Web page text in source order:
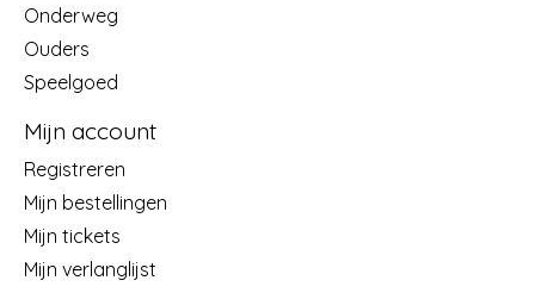
Onderweg
Ouders
Speelgoed
Mijn account
Registreren
Mijn bestellingen
Mijn tickets
Mijn verlanglijst